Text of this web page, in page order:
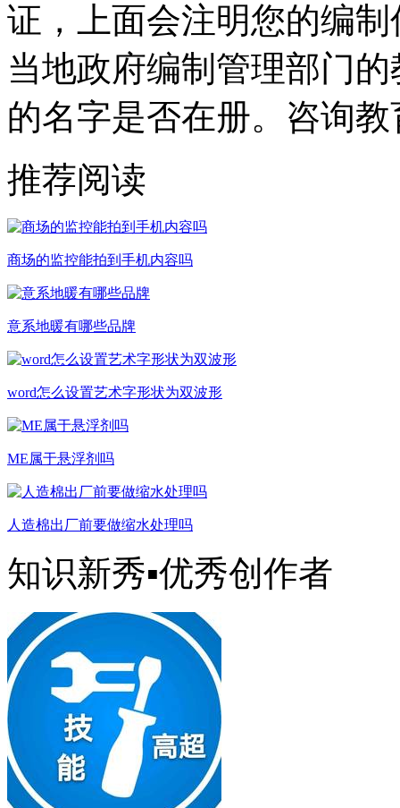
证，上面会注明您的编
当地政府编制管理部门
的名字是否在册。咨询
推荐阅读
商场的监控能拍到手机内容吗
意系地暖有哪些品牌
word怎么设置艺术字形状为双波形
ME属于悬浮剂吗
人造棉出厂前要做缩水处理吗
知识新秀▪优秀创作者